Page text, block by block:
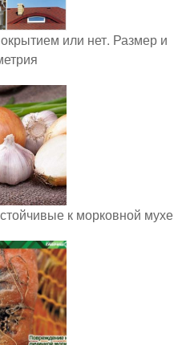
или нет. Размер и
к морковной мухе